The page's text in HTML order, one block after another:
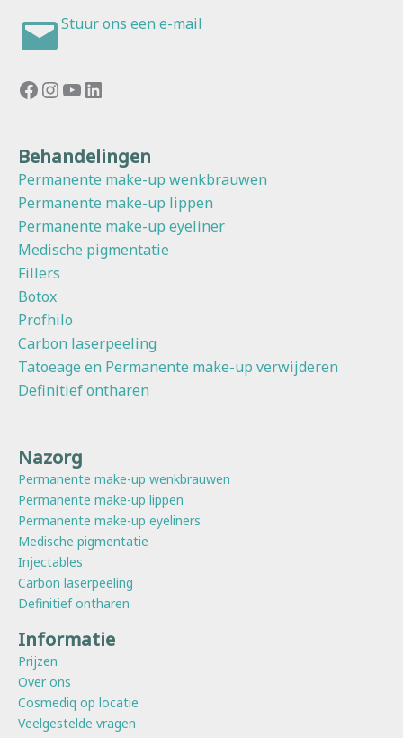
Stuur ons een e-mail
Facebook
Instagram
YouTube
LinkedIn
Behandelingen
Permanente make-up wenkbrauwen
Permanente make-up lippen
Permanente make-up eyeliner
Medische pigmentatie
Fillers
Botox
Profhilo
Carbon laserpeeling
Tatoeage en Permanente make-up verwijderen
Definitief ontharen
Nazorg
Permanente make-up wenkbrauwen
Permanente make-up lippen
Permanente make-up eyeliners
Medische pigmentatie
Injectables
Carbon laserpeeling
Definitief ontharen
Informatie
Prijzen
Over ons
Cosmediq op locatie
Veelgestelde vragen